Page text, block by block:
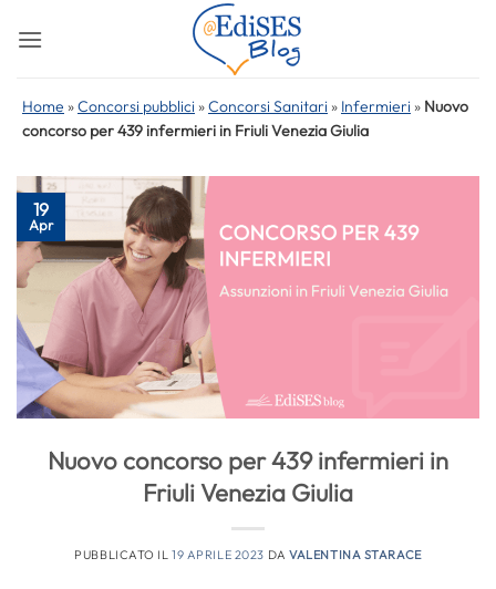
Home »Concorsi pubblici »Concorsi Sanitari » Infermieri » Nuovo
concorso per 439 infermieri in Friuli Venezia Giulia
19
Apr
Nuovo concorso per 439 infermieri in
Friuli Venezia Giulia
PUBBLICATO IL19 APRILE 2023 DAVALENTINA STARACE